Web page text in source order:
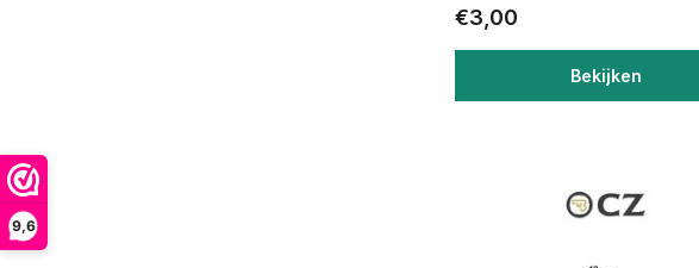
9,6
€3,00
Bekijken